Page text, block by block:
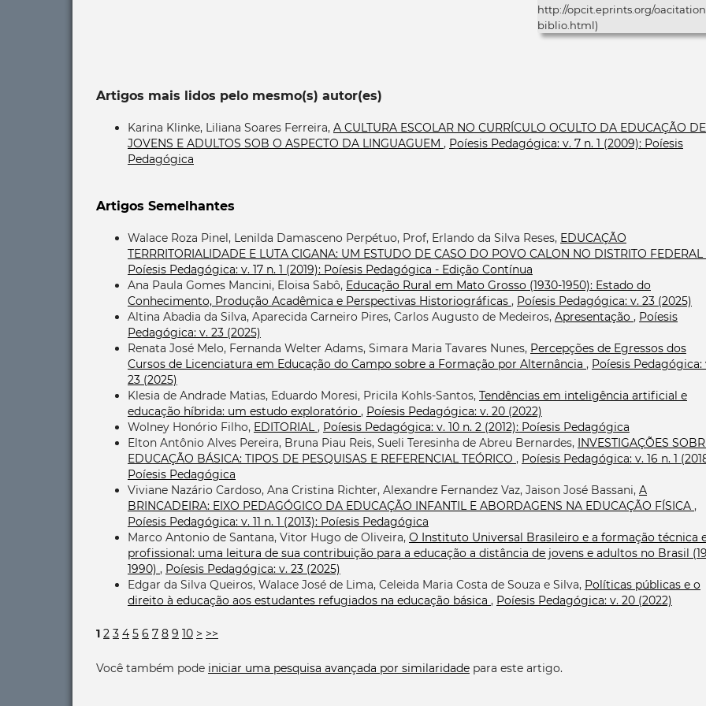
http://opcit.eprints.org/
biblio.html)
Artigos mais lidos pelo mesmo(s) autor(es)
Karina Klinke, Liliana Soares Ferreira, A CULTURA ESCOLAR NO CURRÍCULO OCULTO DA EDUCAÇÃO DE
JOVENS E ADULTOS SOB O ASPECTO DA LINGUAGUEM , Poíesis Pedagógica: v. 7 n. 1 (2009): Poíesis
Pedagógica
Artigos Semelhantes
Walace Roza Pinel, Lenilda Damasceno Perpétuo, Prof, Erlando da Silva Reses, EDUCAÇÃO
TERRRITORIALIDADE E LUTA CIGANA: UM ESTUDO DE CASO DO POVO CALON NO DISTRITO FEDERAL
Poíesis Pedagógica: v. 17 n. 1 (2019): Poíesis Pedagógica - Edição Contínua
Ana Paula Gomes Mancini, Eloisa Sabô, Educação Rural em Mato Grosso (1930-1950): Estado do
Conhecimento, Produção Acadêmica e Perspectivas Historiográficas , Poíesis Pedagógica: v. 23 (2025)
Altina Abadia da Silva, Aparecida Carneiro Pires, Carlos Augusto de Medeiros, Apresentação , Poíesis
Pedagógica: v. 23 (2025)
Renata José Melo, Fernanda Welter Adams, Simara Maria Tavares Nunes, Percepções de Egressos dos
Cursos de Licenciatura em Educação do Campo sobre a Formação por Alternância , Poíesis Pedagógica:
23 (2025)
Klesia de Andrade Matias, Eduardo Moresi, Pricila Kohls-Santos, Tendências em inteligência artificial e
educação híbrida: um estudo exploratório , Poíesis Pedagógica: v. 20 (2022)
Wolney Honório Filho, EDITORIAL, Poíesis Pedagógica: v. 10 n. 2 (2012): Poíesis Pedagógica
Elton Antônio Alves Pereira, Bruna Piau Reis, Sueli Teresinha de Abreu Bernardes, INVESTIGAÇÕES
EDUCAÇÃO BÁSICA: TIPOS DE PESQUISAS E REFERENCIAL TEÓRICO , Poíesis Pedagógica: v. 16 n. 1
Poíesis Pedagógica
Viviane Nazário Cardoso, Ana Cristina Richter, Alexandre Fernandez Vaz, Jaison José Bassani, A
BRINCADEIRA: EIXO PEDAGÓGICO DA EDUCAÇÃO INFANTIL E ABORDAGENS NA EDUCAÇÃO FÍSICA ,
Poíesis Pedagógica: v. 11 n. 1 (2013): Poíesis Pedagógica
Marco Antonio de Santana, Vitor Hugo de Oliveira, O Instituto Universal Brasileiro e a formação técnica
profissional: uma leitura de sua contribuição para a educação a distância de jovens e adultos no Brasil
1990) , Poíesis Pedagógica: v. 23 (2025)
Edgar da Silva Queiros, Walace José de Lima, Celeida Maria Costa de Souza e Silva, Políticas públicas e o
direito à educação aos estudantes refugiados na educação básica , Poíesis Pedagógica: v. 20 (2022)
1 2 3 4 5 6 7 8 9 10 > >>
Você também pode iniciar uma pesquisa avançada por similaridade para este artigo.